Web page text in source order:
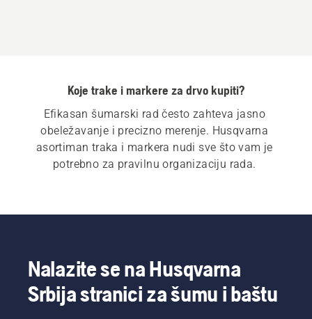
Koje trake i markere za drvo kupiti?
Efikasan šumarski rad često zahteva jasno
obeležavanje i precizno merenje. Husqvarna
asortiman traka i markera nudi sve što vam je
Nalazite se na Husqvarna
Srbija stranici za šumu i baštu